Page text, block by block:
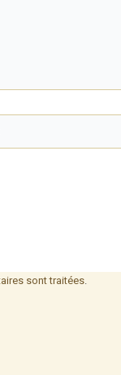
sont traitées.